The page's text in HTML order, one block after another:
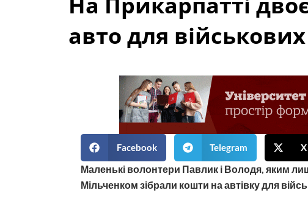
авто для військових
Facebook Telegram X
Маленькі волонтери Павлик і Володя, яким
Мільченком зібрали кошти на автівку для